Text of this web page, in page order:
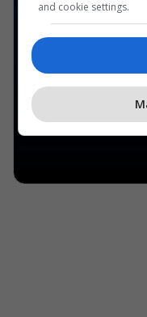
and cookie settings.